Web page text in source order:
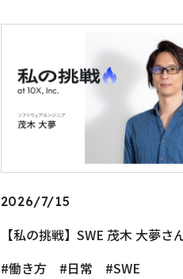
2026/7/15
【私の挑戦】SWE 茂木 大夢さ
働き方
日常 SWE